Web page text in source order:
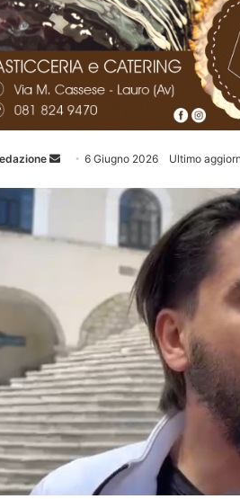
Invia 6 Giugno 2026 Ultimo